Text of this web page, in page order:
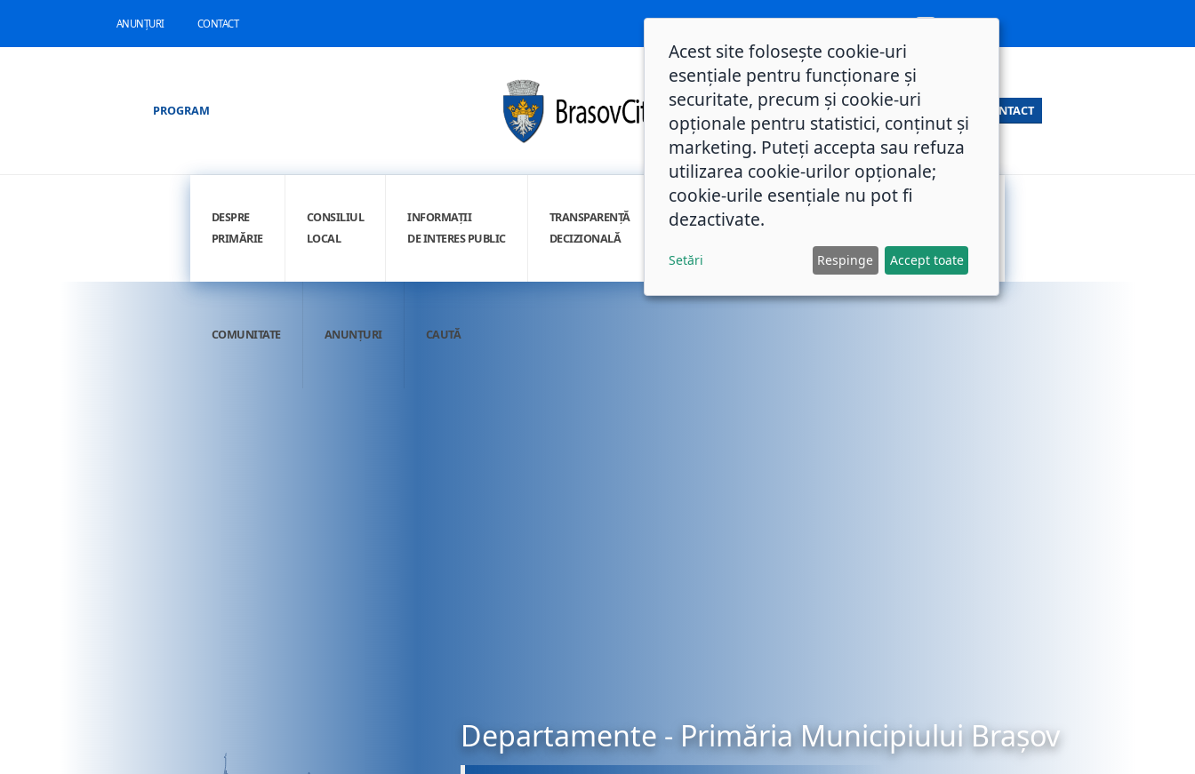
ANUNȚURI CONTACT
PROGRAM CONTACT
DESPRE
PRIMĂRIE
CONSILIUL
LOCAL
INFORMAȚII
DE INTERES PUBLIC
TRANSPARENȚĂ
DECIZIONALĂ
INTEGRITATE
COMUNITATE ANUNȚURI CAUTĂ
Departamente - Primăria Municipiului Brașov
Acest site folosește cookie-uri
esențiale pentru funcționare și
securitate, precum și cookie-uri
opționale pentru statistici, conținut și
marketing. Puteți accepta sau refuza
utilizarea cookie-urilor opționale;
cookie-urile esențiale nu pot fi
dezactivate.
Setări Respinge Accept toate